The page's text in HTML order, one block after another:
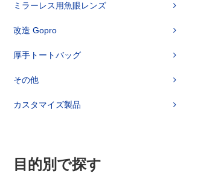
ミラーレス用魚眼レンズ
改造 Gopro
厚手トートバッグ
その他
カスタマイズ製品
目的別で探す